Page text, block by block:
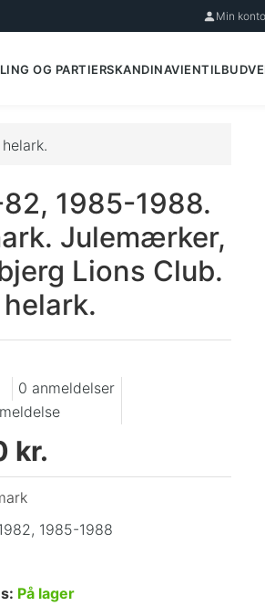
Min konto
OG PARTIERSKANDINAVIENTILBUD
1985-1988.
Julemærker,
Lions Club.
0 anmeldelser
kr.
1985-1988
På lager